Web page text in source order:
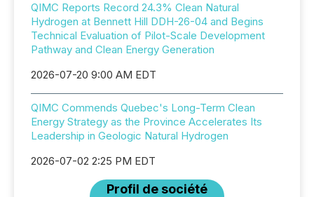
QIMC Reports Record 24.3% Clean Natural
Hydrogen at Bennett Hill DDH-26-04 and Begins
Technical Evaluation of Pilot-Scale Development
Pathway and Clean Energy Generation
2026-07-20 9:00 AM EDT
QIMC Commends Quebec's Long-Term Clean
Energy Strategy as the Province Accelerates Its
Leadership in Geologic Natural Hydrogen
2026-07-02 2:25 PM EDT
Profil de société